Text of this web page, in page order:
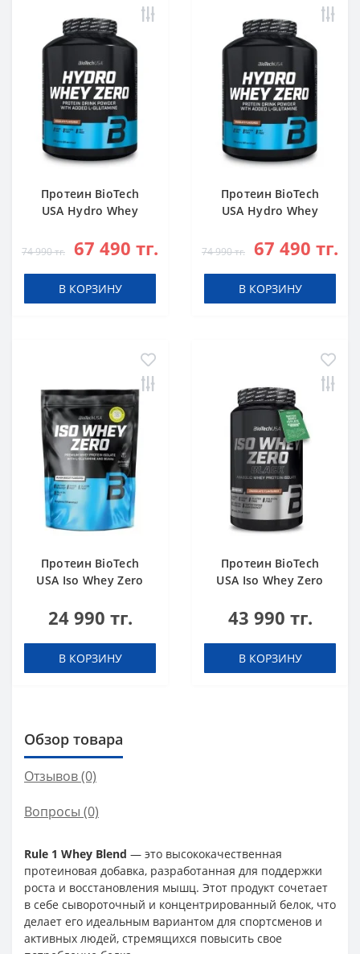
Протеин BioTech
USA Hydro Whey
g
74 990 тг. 67 490 тг.
В КОРЗИНУ
Протеин BioTech
USA Hydro Whey
74 990 тг. 67 490 тг.
В КОРЗИНУ
Протеин BioTech
USA Iso Whey Zero
454 g
24 990 тг.
В КОРЗИНУ
Протеин BioTech
USA Iso Whey Zero
43 990 тг.
В КОРЗИНУ
Обзор товара
Отзывов (0)
Вопросы (0)
Rule 1 Whey Blend — это высококачественная
протеиновая добавка, разработанная для поддержки
роста и восстановления мышц. Этот продукт сочетает
в себе сывороточный и концентрированный белок, что
делает его идеальным вариантом для спортсменов и
активных людей, стремящихся повысить свое